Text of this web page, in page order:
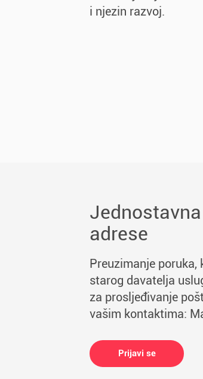
i njezin razvoj.
adrese
Preuzimanje poruka,
starog davatelja
za prosljeđivanje
vašim kontaktima:
Prijavi se